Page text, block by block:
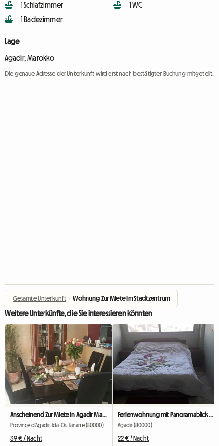
1 Schlafzimmer
1 Badezimmer
1 WC
Lage
Agadir, Marokko
Die genaue Adresse der Unterkunft wird erst nach bestätigter Buchung mitgeteilt.
Gesamte Unterkunft › Wohnung Zur Miete Im Stadtzentrum
Weitere Unterkünfte, die Sie interessieren könnten
Anscheinend Zur Miete In Agadir Marokko Ferienzeit Möbliert
Province d'Agadir-Ida-Ou Tanane (80000)
39 € / Nacht
Ferienwohnung mit Panoramablick auf Agadir
Agadir (80000)
22 € / Nacht